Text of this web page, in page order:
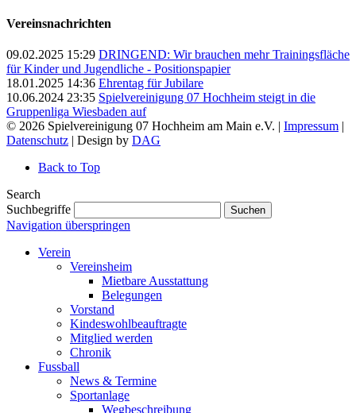
Vereinsnachrichten
09.02.2025 15:29 DRINGEND: Wir brauchen mehr Trainingsfläche
für Kinder und Jugendliche - Positionspapier
18.01.2025 14:36 Ehrentag für Jubilare
10.06.2024 23:35 Spielvereinigung 07 Hochheim steigt in die
Gruppenliga Wiesbaden auf
© 2026 Spielvereinigung 07 Hochheim am Main e.V. | Impressum |
Datenschutz | Design by DAG
Back to Top
Search
Suchbegriffe
Suchen
Navigation überspringen
Verein
Vereinsheim
Mietbare Ausstattung
Belegungen
Vorstand
Kindeswohlbeauftragte
Mitglied werden
Chronik
Fussball
News & Termine
Sportanlage
Wegbeschreibung